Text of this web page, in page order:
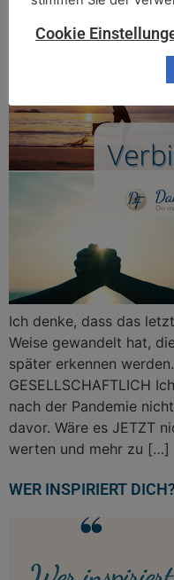
DER WANDEL
Ich denke, dass das
Weise gewandelt hat,
später erkennen
GESELLSCHAFTLICH
nach der Pandemie
davor. Wäre es JETZT
werten und mehr zu […]
WER INSPIRIERT DICH?
Cookie